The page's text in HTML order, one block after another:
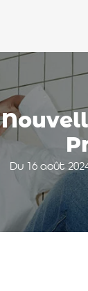
Du 16 août